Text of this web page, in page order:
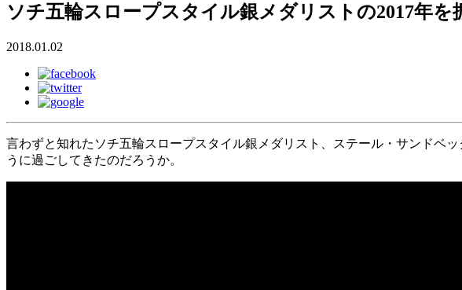
ソチ五輪スロープスタイル銀メダリストの2017年を
2018.01.02
言わずと知れたソチ五輪スロープスタイル銀メダリスト、ステール・サンドベ
うに過ごしてきたのだろうか。